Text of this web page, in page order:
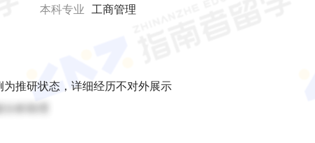
本科专业 工商管理
析助理
为推研状态，详细经历不对外展示